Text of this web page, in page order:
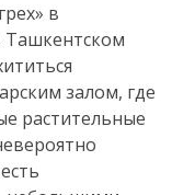
в
Ташкентском
залом, где
растительные